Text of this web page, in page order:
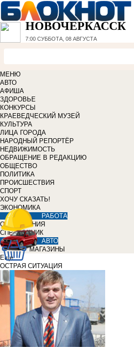
НОВОЧЕРКАССК
7:00 СУББОТА, 08 АВГУСТА
МЕНЮ
АВТО
АФИША
ЗДОРОВЬЕ
КОНКУРСЫ
КРАЕВЕДЧЕСКИЙ МУЗЕЙ
КУЛЬТУРА
ЛИЦА ГОРОДА
НАРОДНЫЙ РЕПОРТЁР
НЕДВИЖИМОСТЬ
ОБРАЩЕНИЕ В РЕДАКЦИЮ
ОБЩЕСТВО
ПОЛИТИКА
ПРОИСШЕСТВИЯ
СПОРТ
ХОЧУ СКАЗАТЬ!
ЭКОНОМИКА
РАБОТА
ОБЪЯВЛЕНИЯ
СПРАВОЧНИК
АВТО
МАГАЗИНЫ
Еще
ОСТРАЯ СИТУАЦИЯ